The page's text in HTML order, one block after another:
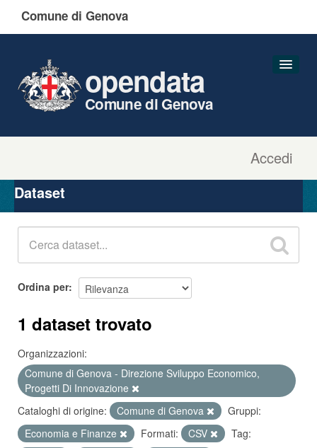
Comune di Genova
Accedi
opendata
Comune di Genova
Organizzazioni
Gruppi
Dataset
Ordina per
1 dataset trovato
Organizzazioni:
Comune di Genova - Direzione Sviluppo Economico,
Progetti Di Innovazione
Cataloghi di origine:
Comune di Genova
Gruppi:
Economia e Finanze
Formati: CSV
Tag: